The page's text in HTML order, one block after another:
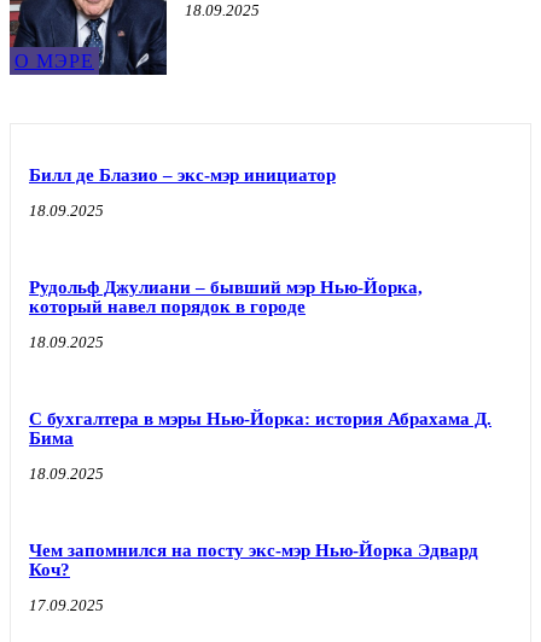
О МЭРЕ
18.09.2025
Билл де Блазио – экс-мэр инициатор
18.09.2025
Рудольф Джулиани – бывший мэр Нью-Йорка,
который навел порядок в городе
18.09.2025
С бухгалтера в мэры Нью-Йорка: история Абрахама Д.
Бима
18.09.2025
Чем запомнился на посту экс-мэр Нью-Йорка Эдвард
Коч?
17.09.2025